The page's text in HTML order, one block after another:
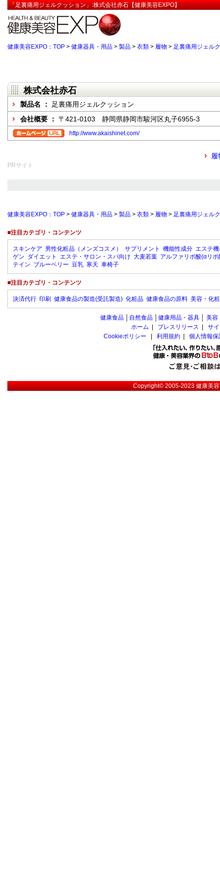
「足裏痛用ジェルクッション」:株式会社赤石【健康美容EXPO】
健康美容EXPO：TOP > 健康器具・用品 > 製品 > 衣類 > 履物 > 足裏痛用ジェル
株式会社赤石
製品名 ：
足裏痛用ジェルクッション
会社概要 ： 〒421-0103 静岡県静岡市駿河区丸子6955-3
http://www.akaishinet.com/
履
PRサイト
健康美容EXPO：TOP > 健康器具・用品 > 製品 > 衣類 > 履物 > 足裏痛用ジェル
■注目カテゴリ・コンテンツ
スキンケア 男性化粧品（メンズコスメ） サプリメント 機能性成分 エステ
ゲン ダイエット エステ・サロン・スパ向け 大麦若葉 アルファリポ酸(αリポ
テイン ブルーベリー 豆乳 寒天 車椅子
■注目カテゴリ・コンテンツ
決済代行 印刷 健康食品の製造(受託製造) 化粧品 健康食品の原料 美容・化
健康食品 自然食品 健康用品・器具 美容
ホーム
プレスリリース
サ
Cookieポリシー
利用規約 個人情報
Copyright© 2005-2023健康美